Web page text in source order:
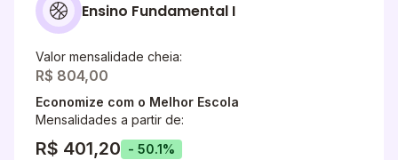
Ensino Fundamental I
Valor mensalidade cheia:
R$ 804,00
Economize com o Melhor Escola
Mensalidades a partir de:
R$ 401,20 - 50.1%